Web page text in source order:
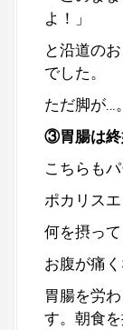
よ！」
と沿道の
でした。
ただ脚が…。
③胃腸は終
こちらも
ポカリス
何を摂っ
お腹が痛
胃腸を労
す。朝食